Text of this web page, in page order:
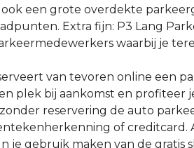
een grote overdekte
Extra fijn: P3 Lang
waarbij je
van tevoren online een
plek bij aankomst en profiteer
reservering de auto
of creditcard.
je gebruik maken van de gratis